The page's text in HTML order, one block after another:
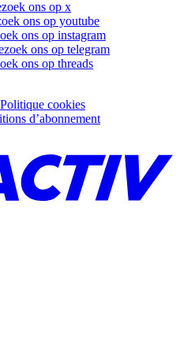
ons op x
ons op youtube
ons op instagram
ons op telegram
ons op threads
Politique cookies
d’abonnement